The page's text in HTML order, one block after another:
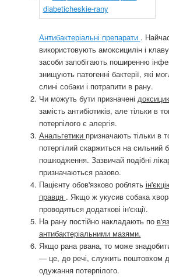
Антибактеріальні препарати .
використовують амоксицилін і
засоби запобігають поширенню
знищують патогенні бактерії, які
слині собаки і потрапити в рану.
Чи можуть бути призначені
замість антибіотиків, але тільки в
потерпілого є алергія.
Анальгетики призначають тільки в
потерпілий скаржиться на сильний
пошкодження. Зазвичай подібні
призначаються разово.
Пацієнту обов'язково роблять
правця . Якщо ж укусив собака
проводяться додаткові ін'єкції.
На рану постійно накладають по
антибактеріальними мазями.
Якщо рана рвана, то може
— це, до речі, служить поштовхом
одужання потерпілого.